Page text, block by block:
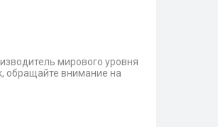
мирового уровня
обращайте внимание на